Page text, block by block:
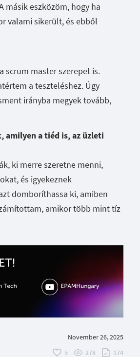
másik eszközöm, hogy ha
valami sikerült, és ebből
scrum master szerepet is.
a teszteléshez. Úgy
irányba megyek tovább,
amilyen a tiéd is, az üzleti
ki merre szeretne menni,
és igyekeznek
domboríthassa ki, amiben
amikor több mint tíz
November 26, 2025
5
278 174